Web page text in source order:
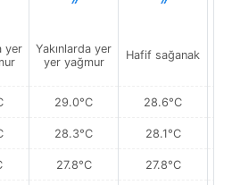
yer
Yakınlarda yer
yer yağmur
29.0°C
28.3°C
27.8°C
Hafif sağanak
28.6°C
28.1°C
27.8°C